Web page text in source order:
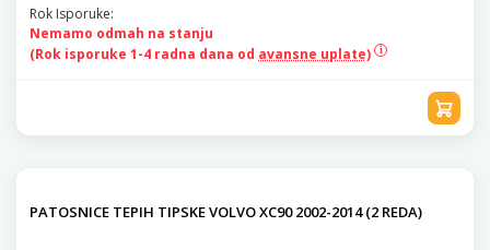
Rok Isporuke:
Nemamo odmah na stanju
(Rok isporuke 1-4 radna dana od avansne uplate)
PATOSNICE TEPIH TIPSKE VOLVO XC90 2002-2014 (2 REDA)